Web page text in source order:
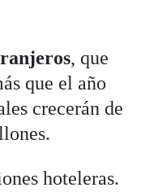
, que
que el año
crecerán de
hoteleras.